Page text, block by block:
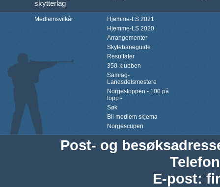
skytterlag
Medlemsvilkår
Hjemme-LS 2021
Hjemme-LS 2020
Arrangementer
Skytebaneguide
Resultater
350-klubben
Samlag-
Landsdelsmestere
Norgestoppen - 100 på
topp -
Søk
Bli medlem skjema
Norgescupen
Post- og
Telefon
E-post: